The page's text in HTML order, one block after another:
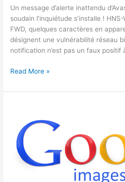
Un message d’alerte inattendu
soudain l’inquiétude s’installe !
FWD, quelques caractères en
désignent une vulnérabilité réseau
notification n’est pas un faux positif
Comment
l’erreur
access-
port-
fwd
Read More »